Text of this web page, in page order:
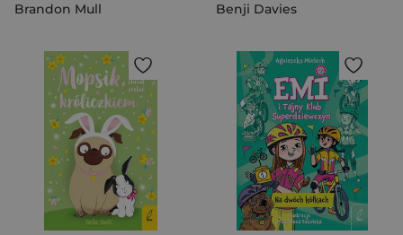
Brandon Mull
Benji Davies